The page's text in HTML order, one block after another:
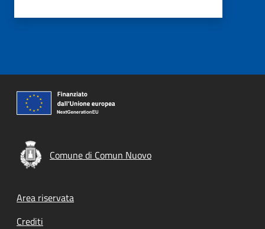
Comune di Comun Nuovo
Footer menu
Area riservata
Crediti